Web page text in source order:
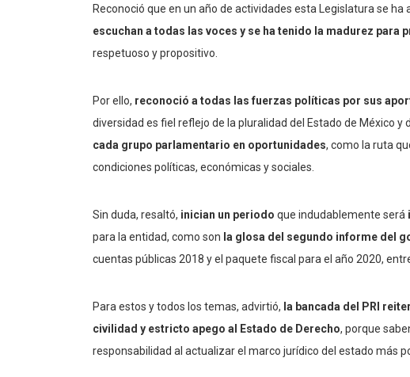
Reconoció que en un año de actividades esta Legislatura se ha
escuchan a todas las voces y se ha tenido la madurez para
respetuoso y propositivo.
Por ello, reconoció a todas las fuerzas políticas por sus
diversidad es fiel reflejo de la pluralidad del Estado de México y
cada grupo parlamentario en oportunidades, como la ruta
condiciones políticas, económicas y sociales.
Sin duda, resaltó, inician un periodo que indudablemente será
para la entidad, como son la glosa del segundo informe del
cuentas públicas 2018 y el paquete fiscal para el año 2020,
Para estos y todos los temas, advirtió, la bancada del PRI
civilidad y estricto apego al Estado de Derecho, porque
responsabilidad al actualizar el marco jurídico del estado más